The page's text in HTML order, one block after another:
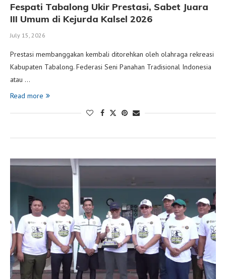
Fespati Tabalong Ukir Prestasi, Sabet Juara
III Umum di Kejurda Kalsel 2026
July 15, 2026
Prestasi membanggakan kembali ditorehkan oleh olahraga rekreasi
Kabupaten Tabalong. Federasi Seni Panahan Tradisional Indonesia
atau …
Read more